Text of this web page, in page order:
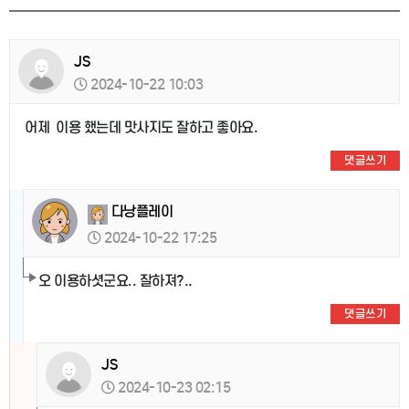
JS
2024-10-22 10:03
어제 이용 했는데 맛사지도 잘하고 좋아요.
댓글쓰기
다낭플레이
2024-10-22 17:25
오 이용하셧군요.. 잘하져?..
댓글쓰기
JS
2024-10-23 02:15